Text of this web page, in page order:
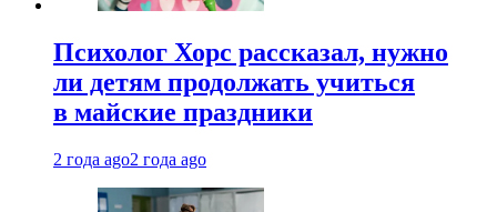
Психолог Хорс рассказал, нужно
ли детям продолжать учиться
в майские праздники
2 года ago2 года ago